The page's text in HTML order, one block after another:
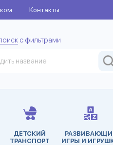
Контакты
с фильтрами
ДЕТСКИЙ
ТРАНСПОРТ
ИГРЫ И